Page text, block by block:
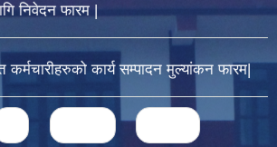
निवेदन फारम |
कर्मचारीहरुको कार्य सम्पादन मुल्यांकन फारम|